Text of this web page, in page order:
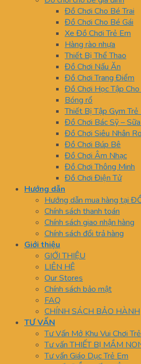
Đồ Chơi Cho Bé Trai
Đồ Chơi Cho Bé Gái
Xe Đồ Chơi Trẻ Em
Hàng rào nhựa
Thiết Bị Thể Thao
Đồ Chơi Nấu Ăn
Đồ Chơi Trang Điểm
Đồ Chơi Học Tập
Bóng rổ
Thiết Bị Tập Gym Trẻ
Đồ Chơi Bác Sỹ –
Đồ Chơi Siêu Nhân
Đồ Chơi Búp Bê
Đồ Chơi Âm Nhạc
Đồ Chơi Thông Minh
Đồ Chơi Điện Tử
Hướng dẫn
Hướng dẫn mua hàng tại
Chính sách thanh toán
Chính sách giao nhận hàng
Chính sách đổi trả hàng
Giới thiệu
GIỚI THIỆU
LIÊN HỆ
Our Stores
Chính sách bảo mật
FAQ
CHÍNH SÁCH BẢO HÀNH
TƯ VẤN
Tư Vấn Mở Khu Vui Chơi
Tư vấn THIẾT BỊ MẦM
Tư vấn Giáo Dục Trẻ Em